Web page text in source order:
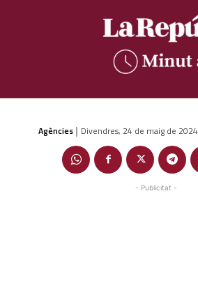
Agències | Divendres, 24 de maig de 2024
- Publicitat -